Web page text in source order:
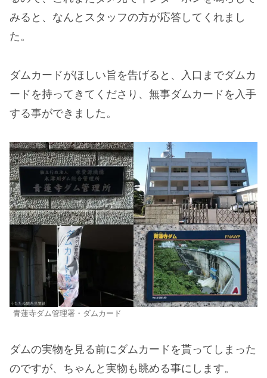
みると、なんとスタッフの方が応答してくれまし
た。
ダムカードがほしい旨を告げると、入口までダムカ
ードを持ってきてくださり、無事ダムカードを入手
する事ができました。
青蓮寺ダム管理署・ダムカード
ダムの実物を見る前にダムカードを貰ってしまった
のですが、ちゃんと実物も眺める事にします。